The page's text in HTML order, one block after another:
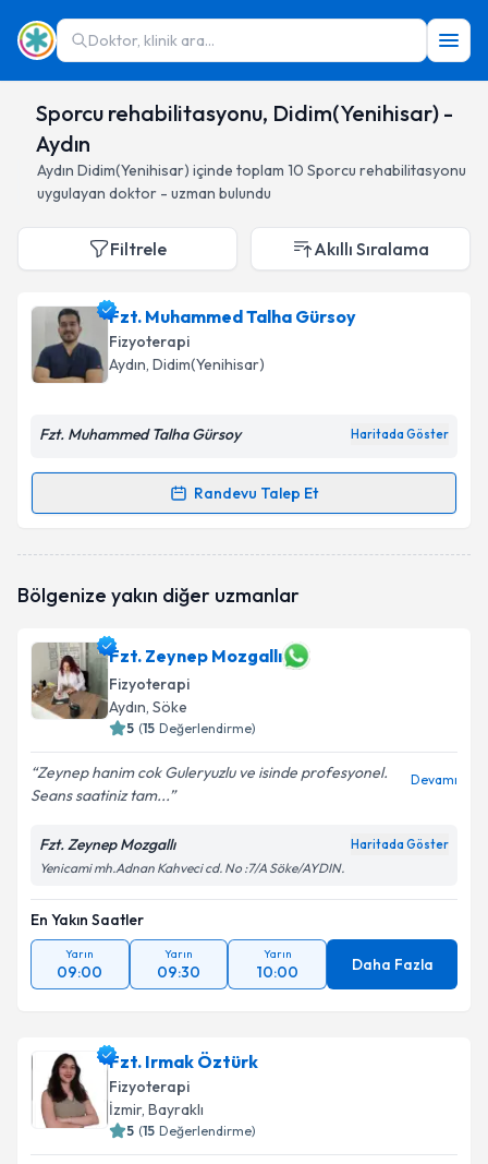
Doktor, klinik ara...
Sporcu rehabilitasyonu, Didim(Yenihisar) -
Aydın
Aydın Didim(Yenihisar) içinde toplam 10 Sporcu rehabilitasyonu
uygulayan doktor - uzman bulundu
Filtrele Akıllı Sıralama
Fzt. Muhammed Talha Gürsoy
Fizyoterapi
Aydın, Didim(Yenihisar)
Fzt. Muhammed Talha Gürsoy Haritada Göster
Randevu Talep Et
Randevu Takvimi Talebi
talebi oluşturun. Size bu uzmandan randevu almanız
bilgilendireceğiz.
E-posta Adresiniz
Kişisel verilerimin işlenmesine ilişkin
kapsamda işlenmesini kabul ediyorum.
Takvim Talebini Gönder
Bölgenize yakın diğer uzmanlar
Fzt. Zeynep Mozgallı
Fizyoterapi
Aydın, Söke
5 (15 Değerlendirme)
Zeynep hanim cok Guleryuzlu ve isinde profesyonel.
Seans saatiniz tam...
Devamı
Fzt. Zeynep Mozgallı Haritada Göster
Yenicami mh.Adnan Kahveci cd. No :7/A Söke/AYDIN.
En Yakın Saatler
Yarın
09:00
Yarın
09:30
Yarın
10:00 Daha Fazla
Fzt. Irmak Öztürk
Fizyoterapi
İzmir, Bayraklı
5 (15 Değerlendirme)